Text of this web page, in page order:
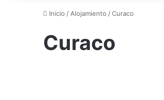
Inicio / Alojamiento /Curaco
Curaco